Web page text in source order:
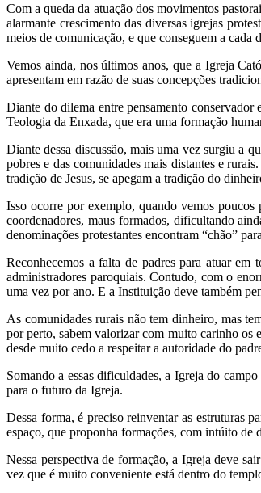
Com a queda da atuação dos movimentos
alarmante crescimento das diversas igrejas
meios de comunicação, e que conseguem a cada
Vemos ainda, nos últimos anos, que a Igreja
apresentam em razão de suas concepções
Diante do dilema entre pensamento
Teologia da Enxada, que era uma formação
Diante dessa discussão, mais uma vez surgiu a
pobres e das comunidades mais distantes e
tradição de Jesus, se apegam a tradição do
Isso ocorre por exemplo, quando vemos poucos
coordenadores, maus formados, dificultando
denominações protestantes encontram “chão”
Reconhecemos a falta de padres para atuar em
administradores paroquiais. Contudo, com o
uma vez por ano. E a Instituição deve também
As comunidades rurais não tem dinheiro, mas
por perto, sabem valorizar com muito carinho os
desde muito cedo a respeitar a autoridade do
Somando a essas dificuldades, a Igreja do
para o futuro da Igreja.
Dessa forma, é preciso reinventar as estruturas
espaço, que proponha formações, com intúito de
Nessa perspectiva de formação, a Igreja deve
vez que é muito conveniente está dentro do